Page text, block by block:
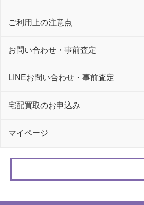
ご利用上の注意点
お問い合わせ・事前査定
LINEお問い合わせ・事前査定
宅配買取のお申込み
マイページ